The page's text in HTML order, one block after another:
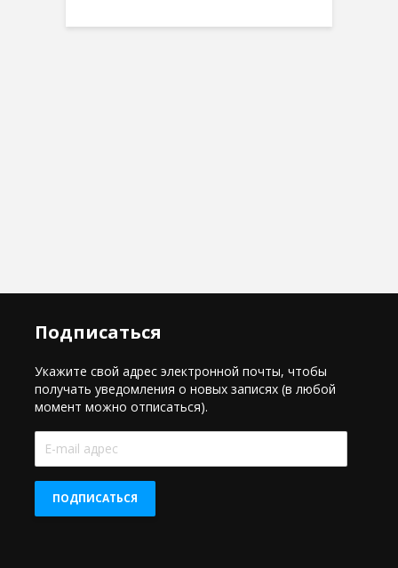
Подписаться
Укажите свой адрес электронной почты, чтобы
получать уведомления о новых записях (в любой
момент можно отписаться).
E-
mail
ПОДПИСАТЬСЯ